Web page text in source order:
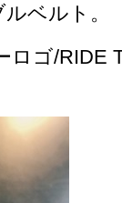
ベルト。
ロゴ/RIDE